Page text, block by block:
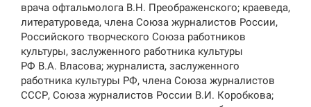
врача офтальмолога В.Н. Преображенского; краеведа,
литературоведа, члена Союза журналистов России,
Российского творческого Союза работников
культуры, заслуженного работника культуры
РФ В.А. Власова; журналиста, заслуженного
работника культуры РФ, члена Союза журналистов
СССР, Союза журналистов России В.И. Коробкова;